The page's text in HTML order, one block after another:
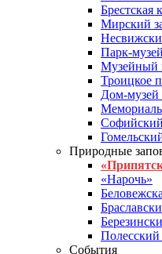
Брестская
Мирский
Парк-
Музейный
Троицкое
Дом-
Природные
«Нарочь»
Полесский
События